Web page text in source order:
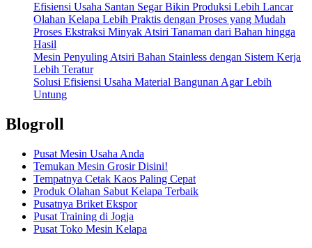
Efisiensi Usaha Santan Segar Bikin Produksi Lebih Lancar
Olahan Kelapa Lebih Praktis dengan Proses yang Mudah
Proses Ekstraksi Minyak Atsiri Tanaman dari Bahan hingga
Hasil
Mesin Penyuling Atsiri Bahan Stainless dengan Sistem Kerja
Lebih Teratur
Solusi Efisiensi Usaha Material Bangunan Agar Lebih
Untung
Blogroll
Pusat Mesin Usaha Anda
Temukan Mesin Grosir Disini!
Tempatnya Cetak Kaos Paling Cepat
Produk Olahan Sabut Kelapa Terbaik
Pusatnya Briket Ekspor
Pusat Training di Jogja
Pusat Toko Mesin Kelapa